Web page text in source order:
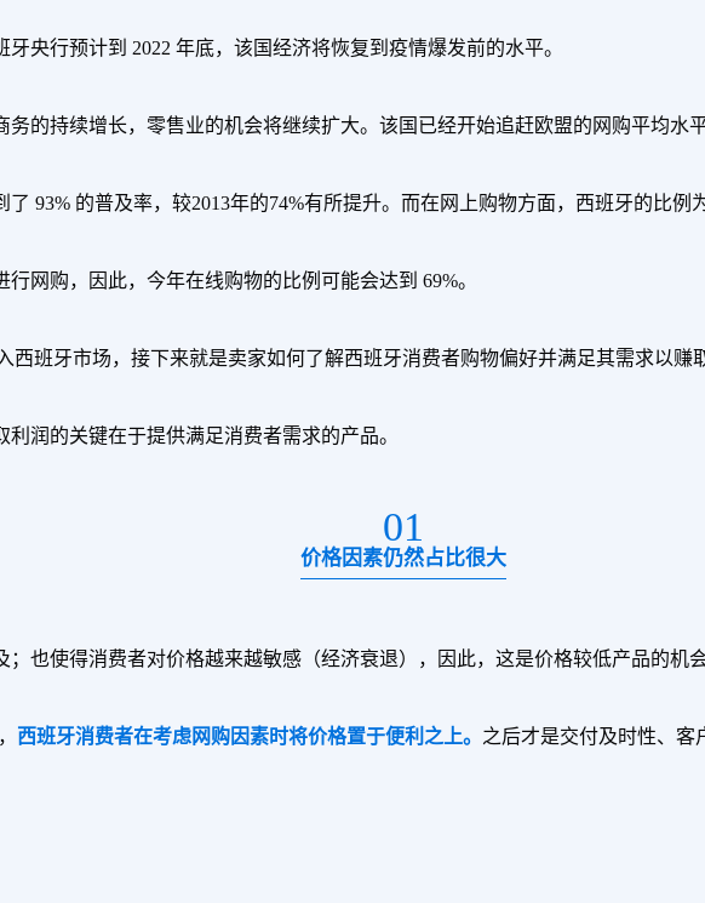
央行预计到 2022 年底，该国经济将恢复到疫情爆发前的水平。
务的持续增长，零售业的机会将继续扩大。该国已经开始追赶欧盟的网购平均水平
93% 的普及率，较2013年的74%有所提升。而在网上购物方面，西班牙的比例
网购，因此，今年在线购物的比例可能会达到 69%。
西班牙市场，接下来就是卖家如何了解西班牙消费者购物偏好并满足其需求以赚
润的关键在于提供满足消费者需求的产品。
01
价格因素仍然占比很大
也使得消费者对价格越来越敏感（经济衰退），因此，这是价格较低产品的机会
西班牙消费者在考虑网购因素时将价格置于便利之上。 之后才是交付及时性、客